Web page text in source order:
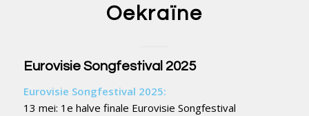
Oekraïne
Eurovisie Songfestival 2025
Eurovisie Songfestival 2025:
13 mei: 1e halve finale Eurovisie Songfestival